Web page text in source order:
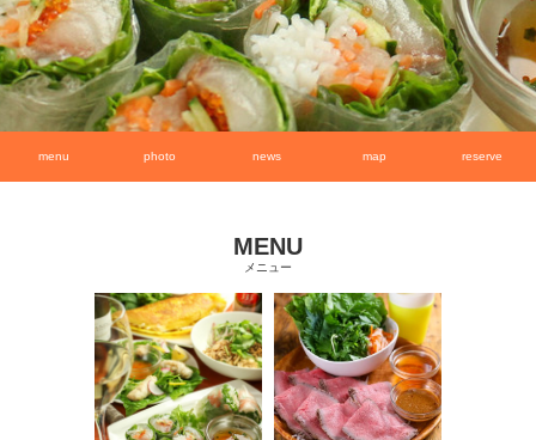
menu photo news map reserve
MENU
メニュー